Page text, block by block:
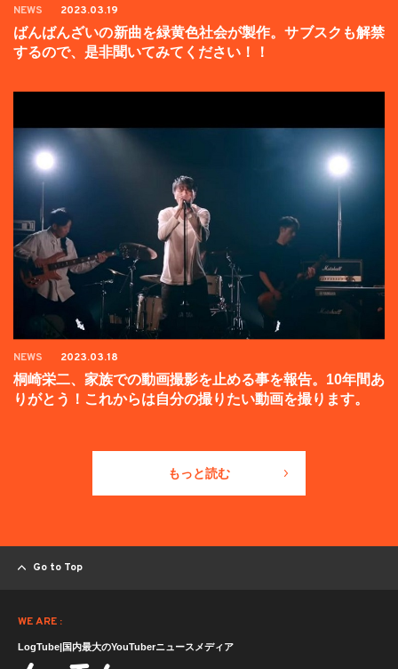
NEWS 2023.03.19
ばんばんざいの新曲を緑黄色社会が製作。サブスクも解禁
するので、是非聞いてみてください！！
NEWS 2023.03.18
桐崎栄二、家族での動画撮影を止める事を報告。10年間あ
りがとう！これからは自分の撮りたい動画を撮ります。
もっと読む
Go to Top
WE ARE :
LogTube|国内最大のYouTuberニュースメディア